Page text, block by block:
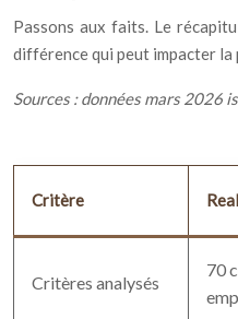
Passons aux faits. Le
différence qui peut impacter
Sources : données mars 2026
Critère
Critères analysés
70